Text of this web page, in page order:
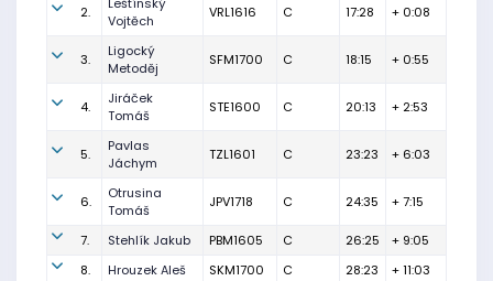
2.
Vojtěch
VRL1616 C 17:28 + 0:08
3.
Ligocký
Metoděj
SFM1700 C 18:15 + 0:55
4.
Jiráček
Tomáš
STE1600 C 20:13 + 2:53
5.
Pavlas
Jáchym
TZL1601 C 23:23 + 6:03
6.
Otrusina
Tomáš
JPV1718 C 24:35 + 7:15
7. Stehlík Jakub PBM1605 C 26:25
+ 9:05
8.
Hrouzek Aleš SKM1700 C 28:23
+ 11:03